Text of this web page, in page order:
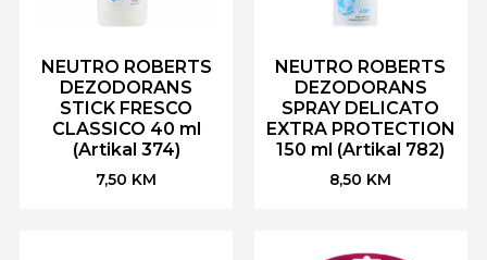
NEUTRO ROBERTS
DEZODORANS
STICK FRESCO
CLASSICO 40 ml
(Artikal 374)
7,50 KM
NEUTRO ROBERTS
DEZODORANS
SPRAY DELICATO
EXTRA PROTECTION
150 ml (Artikal 782)
8,50 KM